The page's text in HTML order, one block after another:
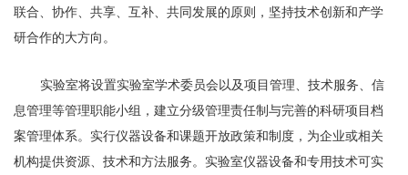
联合、协作、共享、互补、共同发展的原则，坚持技术创新和产学
研合作的大方向。
实验室将设置实验室学术委员会以及项目管理、技术服务、信
息管理等管理职能小组，建立分级管理责任制与完善的科研项目档
案管理体系。实行仪器设备和课题开放政策和制度，为企业或相关
机构提供资源、技术和方法服务。实验室仪器设备和专用技术可实